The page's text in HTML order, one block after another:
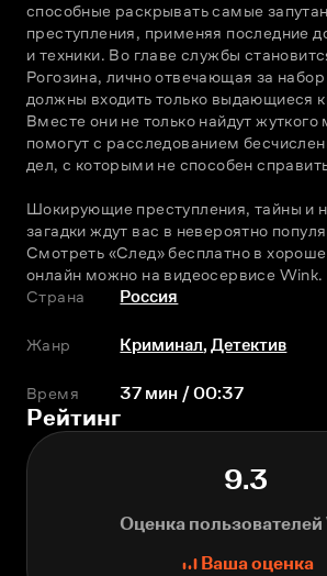
способные раскрывать самые
преступления, применяя последние
и техники. Во главе службы
Рогозина, лично отвечающая за
должны входить только выдающиеся
Вместе они не только найдут жуткого
помогут с расследованием
дел, с которыми не способен
Шокирующие преступления, тайны и
загадки ждут вас в невероятно
Смотреть «След» бесплатно в
онлайн можно на видеосервисе Wink.
Страна
Россия
Жанр Криминал,Детектив
Время 37 мин / 00:37
Рейтинг
9.3
Оценка
Ваша оценка